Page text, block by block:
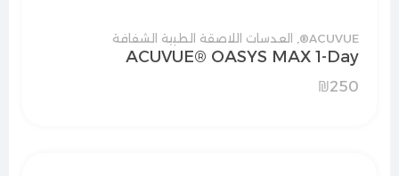
ACUVUE® العدسات اللاصقة الطبية الشفافة
ACUVUE® OASYS MAX 1-Day
₪250